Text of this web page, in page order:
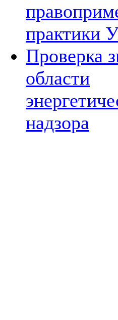
практики
Проверка
области
надзора